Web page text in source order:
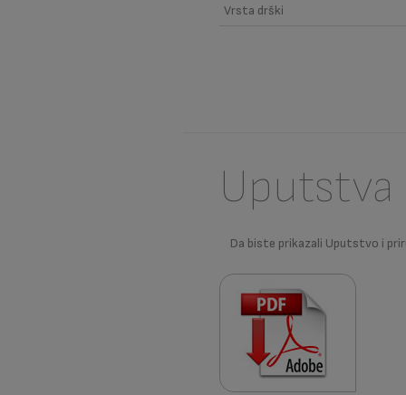
Vrsta drški
Da biste prikazali Uputstvo i